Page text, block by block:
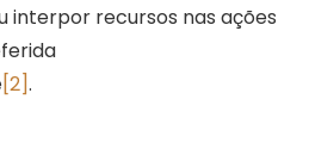
interpor recursos nas ações
[2].